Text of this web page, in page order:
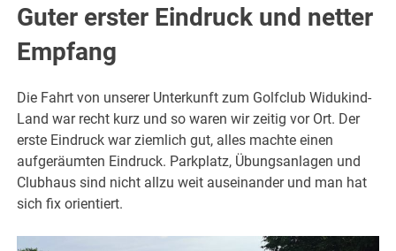
Guter erster Eindruck und netter
Empfang
Die Fahrt von unserer Unterkunft zum Golfclub Widukind-
Land war recht kurz und so waren wir zeitig vor Ort. Der
erste Eindruck war ziemlich gut, alles machte einen
aufgeräumten Eindruck. Parkplatz, Übungsanlagen und
Clubhaus sind nicht allzu weit auseinander und man hat
sich fix orientiert.